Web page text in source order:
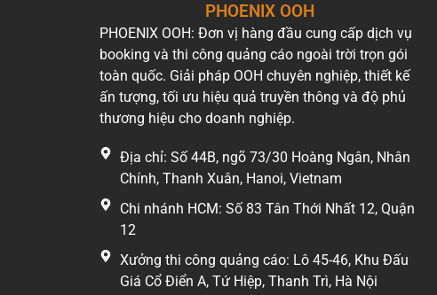
PHOENIX OOH
PHOENIX OOH: Đơn vị hàng đầu cung cấp dịch vụ
booking và thi công quảng cáo ngoài trời trọn gói
toàn quốc. Giải pháp OOH chuyên nghiệp, thiết kế
ấn tượng, tối ưu hiệu quả truyền thông và độ phủ
thương hiệu cho doanh nghiệp.
Địa chỉ: Số 44B, ngõ 73/30 Hoàng Ngân, Nhân
Chính, Thanh Xuân, Hanoi, Vietnam
Chi nhánh HCM: Số 83 Tân Thới Nhất 12, Quận
12
Xưởng thi công quảng cáo: Lô 45-46, Khu Đấu
Giá Cổ Điển A, Tứ Hiệp, Thanh Trì, Hà Nội